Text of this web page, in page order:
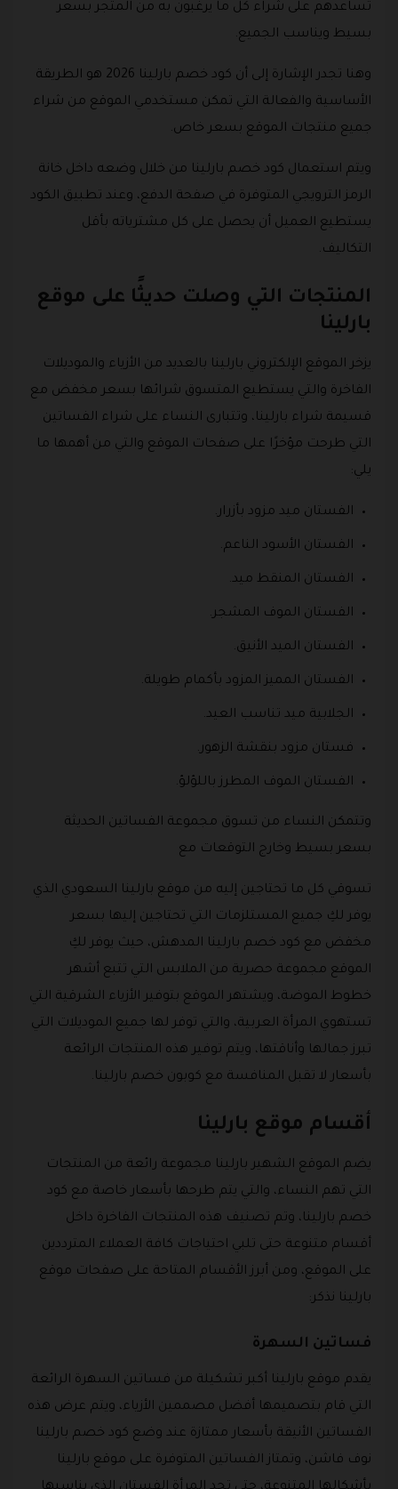
تساعدهم على شراء كل ما يرغبون به من المتجر بسعر
بسيط ويناسب الجميع.
وهنا تجدر الإشارة إلى أن كود خصم بارلينا 2026 هو الطريقة
الأساسية والفعالة التي تمكن مستخدمي الموقع من شراء
جميع منتجات الموقع بسعر خاص.
ويتم استعمال كود خصم بارلينا من خلال وضعه داخل خانة
الرمز الترويجي المتوفرة في صفحة الدفع، وعند تطبيق الكود
يستطيع العميل أن يحصل على كل مشترياته بأقل
التكاليف.
المنتجات التي وصلت حديثًا على موقع
بارلينا
يزخر الموقع الإلكتروني بارلينا بالعديد من الأزياء والموديلات
الفاخرة والتي يستطيع المتسوق شرائها بسعر مخفض مع
قسيمة شراء بارلينا، وتتبارى النساء على شراء الفساتين
التي طرحت مؤخرًا على صفحات الموقع والتي من أهمها ما
يلي:
الفستان ميد مزود بأزرار.
الفستان الأسود الناعم.
الفستان المنقط ميد.
الفستان الموف المشجر.
الفستان الميد الأنيق.
الفستان المميز المزود بأكمام طويلة.
الجلابية ميد تناسب العيد.
فستان مزود بنقشة الزهور.
الفستان الموف المطرز باللؤلؤ.
وتتمكن النساء من تسوق مجموعة الفساتين الحديثة
بسعر بسيط وخارج التوقعات مع
تسوقي كل ما تحتاجين إليه من موقع بارلينا السعودي الذي
يوفر لكِ جميع المستلزمات التي تحتاجين إليها بسعر
مخفض مع كود خصم بارلينا المدهش، حيث يوفر لكِ
الموقع مجموعة حصرية من الملابس التي تتبع أشهر
خطوط الموضة، ويشتهر الموقع بتوفير الأزياء الشرقية التي
تستهوي المرأة العربية، والتي توفر لها جميع الموديلات التي
تبرز جمالها وأناقتها، ويتم توفير هذه المنتجات الرائعة
بأسعار لا تقبل المنافسة مع كوبون خصم بارلينا.
أقسام موقع بارلينا
يضم الموقع الشهير بارلينا مجموعة رائعة من المنتجات
التي تهم النساء، والتي يتم طرحها بأسعار خاصة مع كود
خصم بارلينا، وتم تصنيف هذه المنتجات الفاخرة داخل
أقسام متنوعة حتى تلبي احتياجات كافة العملاء المترددين
على الموقع، ومن أبرز الأقسام المتاحة على صفحات موقع
بارلينا نذكر:
فساتين السهرة
يقدم موقع بارلينا أكبر تشكيلة من فساتين السهرة الرائعة
التي قام بتصميمها أفضل مصممين الأزياء، ويتم عرض هذه
الفساتين الأنيقة بأسعار ممتازة عند وضع كود خصم بارلينا
نوف فاشن، وتمتاز الفساتين المتوفرة على موقع بارلينا